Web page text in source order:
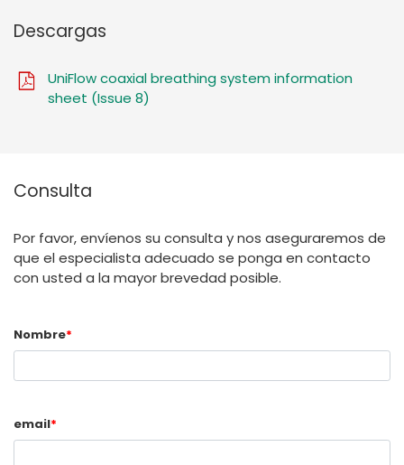
Descargas
UniFlow coaxial breathing system information
sheet (Issue 8)
Consulta
Por favor, envíenos su consulta y nos aseguraremos de
que el especialista adecuado se ponga en contacto
con usted a la mayor brevedad posible.
Nombre*
email*